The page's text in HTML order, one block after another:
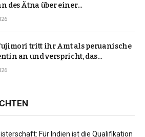
des Ätna über einer
tritt ihr Amt als peruanische
an und verspricht, das
der Instabilität zu beenden